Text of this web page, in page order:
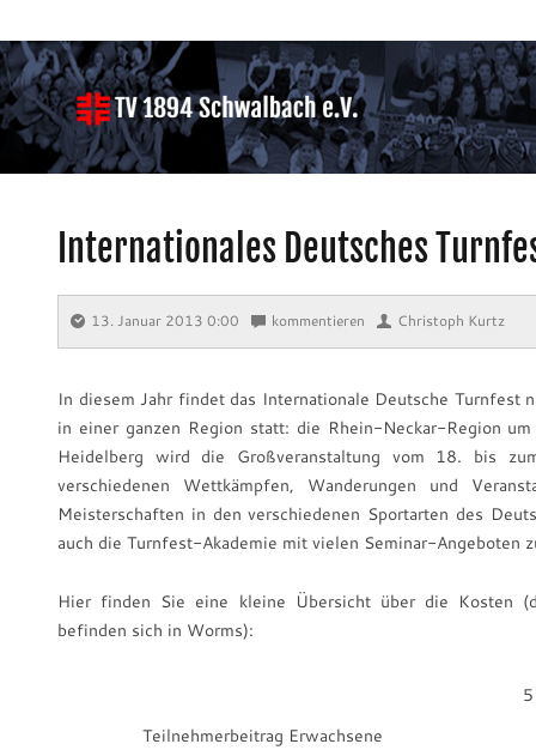
Internationales Deutsches
13. Januar 2013 0:00 ⋅ kommentieren ⋅ Christoph Kurtz
In diesem Jahr findet das Internationale Deutsche Turnfest
in einer ganzen Region statt: die Rhein-Neckar-Region
Heidelberg wird die Großveranstaltung vom 18. bis
verschiedenen Wettkämpfen, Wanderungen und
Meisterschaften in den verschiedenen Sportarten des
auch die Turnfest-Akademie mit vielen Seminar-Angeboten
Hier finden Sie eine kleine Übersicht über die Kosten
befinden sich in Worms):
Teilnehmerbeitrag Erwachsene